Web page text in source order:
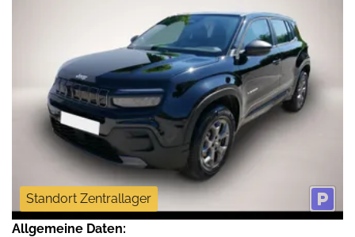
Standort Zentrallager
Allgemeine Daten: